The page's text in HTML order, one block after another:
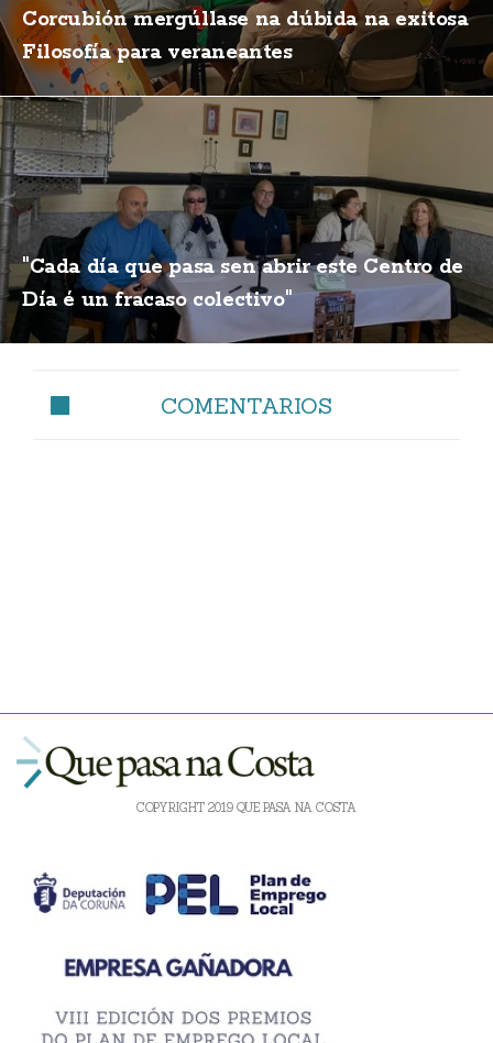
Corcubión mergúllase na dúbida na exitosa
Filosofía para veraneantes
"Cada día que pasa sen abrir este Centro de
Día é un fracaso colectivo"
COMENTARIOS
COPYRIGHT 2019 QUE PASA NA COSTA